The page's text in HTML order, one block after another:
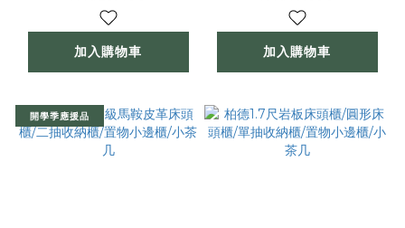
加入購物車 加入購物車
開學季應援品